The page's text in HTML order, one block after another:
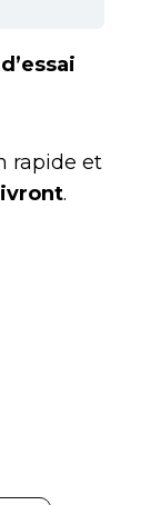
rapide et
.